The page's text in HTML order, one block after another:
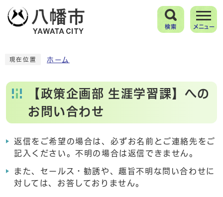
検索 メニュー
現在位置 ホーム
【政策企画部 生涯学習課】への
お問い合わせ
返信をご希望の場合は、必ずお名前とご連絡先をご
記入ください。不明の場合は返信できません。
また、セールス・勧誘や、趣旨不明な問い合わせに
対しては、お答しておりません。